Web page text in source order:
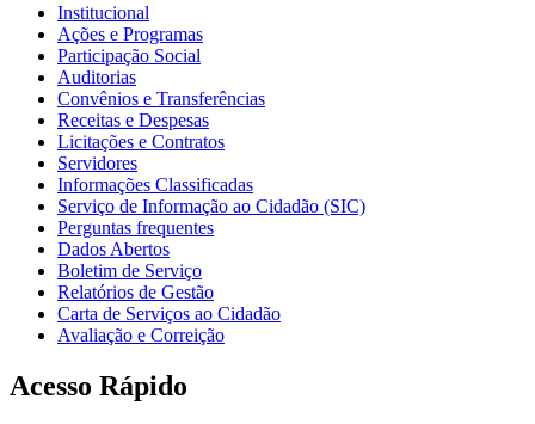
Institucional
Ações e Programas
Participação Social
Auditorias
Convênios e Transferências
Receitas e Despesas
Licitações e Contratos
Servidores
Informações Classificadas
Serviço de Informação ao Cidadão (SIC)
Perguntas frequentes
Dados Abertos
Boletim de Serviço
Relatórios de Gestão
Carta de Serviços ao Cidadão
Avaliação e Correição
Acesso Rápido